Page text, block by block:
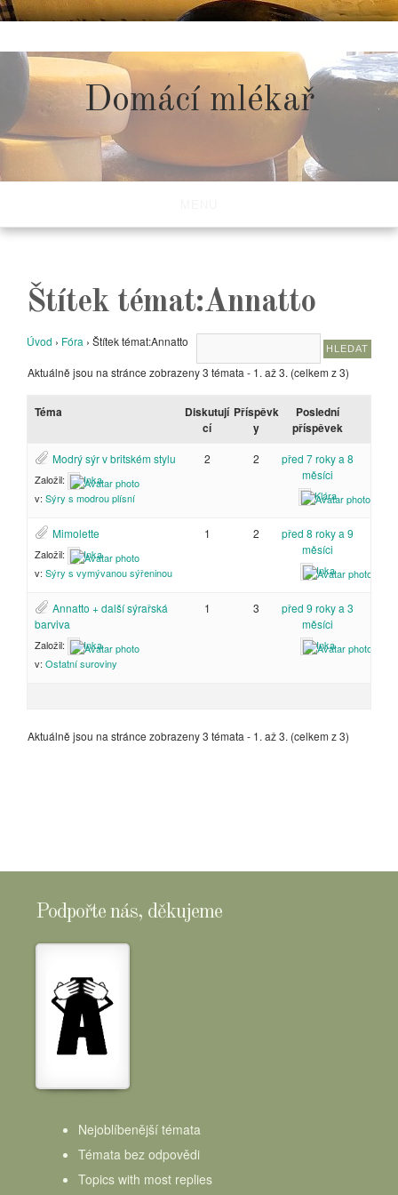
to
content
Domácí mlékař
Štítek témat:Annatto
Úvod › Fóra › Štítek témat:Annatto
Aktuálně jsou na stránce zobrazeny 3 témata - 1. až 3. (celkem z 3)
Téma
Diskutují
cí
Příspěvk
y
Poslední
příspěvek
Modrý sýr v britském stylu
Založil:
Inka
v: Sýry s modrou plísní
2 2
před 7 roky a 8
měsíci
Klára
Mimolette
Založil:
Inka
v: Sýry s vymývanou sýřeninou
1 2
před 8 roky a 9
měsíci
Inka
Annatto + další sýrařská
barviva
Založil:
Inka
v: Ostatní suroviny
1 3
před 9 roky a 3
měsíci
Inka
Aktuálně jsou na stránce zobrazeny 3 témata - 1. až 3. (celkem z 3)
Podpořte nás, děkujeme
Nejoblíbenější témata
Témata bez odpovědi
Topics with most replies